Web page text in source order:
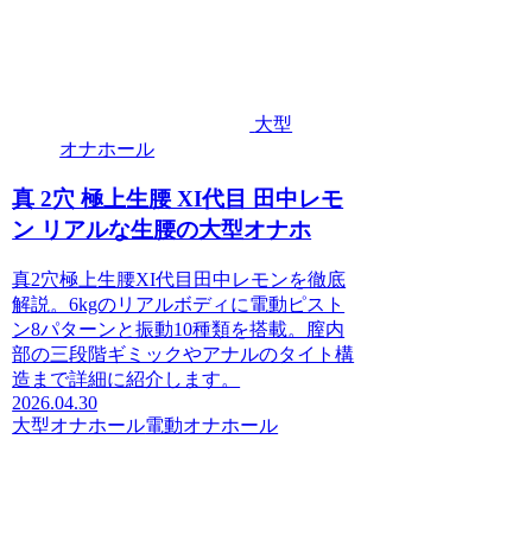
大型
オナホール
真 2穴 極上生腰 XI代目 田中レモ
ン リアルな生腰の大型オナホ
真2穴極上生腰XI代目田中レモンを徹底
解説。6kgのリアルボディに電動ピスト
ン8パターンと振動10種類を搭載。膣内
部の三段階ギミックやアナルのタイト構
造まで詳細に紹介します。
2026.04.30
大型オナホール電動オナホール